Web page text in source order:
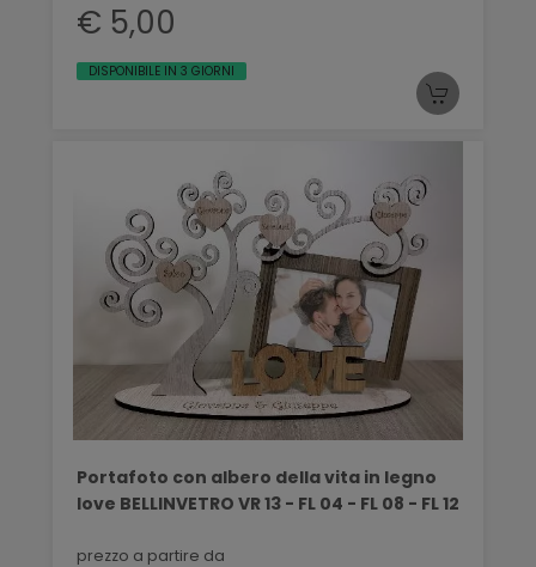
€ 5,00
DISPONIBILE IN 3 GIORNI
Portafoto con albero della vita in legno
love BELLINVETRO VR 13 - FL 04 - FL 08 - FL 12
prezzo a partire da